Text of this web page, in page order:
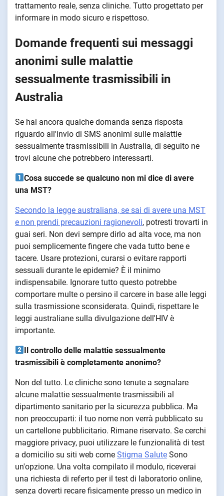
trattamento reale, senza cliniche. Tutto progettato per
informare in modo sicuro e rispettoso.
Domande frequenti sui messaggi
anonimi sulle malattie
sessualmente trasmissibili in
Australia
Se hai ancora qualche domanda senza risposta
riguardo all'invio di SMS anonimi sulle malattie
sessualmente trasmissibili in Australia, di seguito ne
trovi alcune che potrebbero interessarti.
Cosa succede se qualcuno non mi dice di avere
una MST?
Secondo la legge australiana, se sai di avere una MST
e non prendi precauzioni ragionevoli, potresti trovarti in
guai seri. Non devi sempre dirlo ad alta voce, ma non
puoi semplicemente fingere che vada tutto bene e
tacere. Usare protezioni, curarsi o evitare rapporti
sessuali durante le epidemie? È il minimo
indispensabile. Ignorare tutto questo potrebbe
comportare multe o persino il carcere in base alle leggi
sulla trasmissione sconsiderata. Quindi, rispettare le
leggi australiane sulla divulgazione dell'HIV è
importante.
Il controllo delle malattie sessualmente
trasmissibili è completamente anonimo?
Non del tutto. Le cliniche sono tenute a segnalare
alcune malattie sessualmente trasmissibili al
dipartimento sanitario per la sicurezza pubblica. Ma
non preoccuparti: il tuo nome non verrà pubblicato su
un cartellone pubblicitario. Rimane riservato. Se cerchi
maggiore privacy, puoi utilizzare le funzionalità di test
a domicilio su siti web come Stigma Salute Sono
un'opzione. Una volta compilato il modulo, riceverai
una richiesta di referto per il test di laboratorio online,
senza doverti recare fisicamente presso un medico in